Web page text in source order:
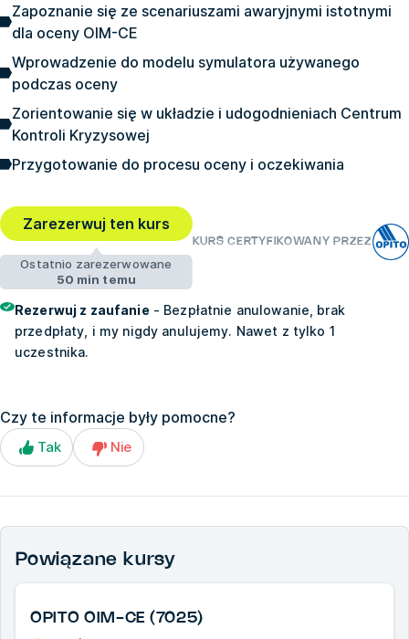
Zapoznanie się ze scenariuszami awaryjnymi istotnymi
dla oceny OIM-CE
Wprowadzenie do modelu symulatora używanego
podczas oceny
Zorientowanie się w układzie i udogodnieniach Centrum
Kontroli Kryzysowej
Przygotowanie do procesu oceny i oczekiwania
Zarezerwuj ten kurs
Ostatnio zarezerwowane
50 min temu
KURS CERTYFIKOWANY PRZEZ
Rezerwuj z zaufanie- Bezpłatnie anulowanie, brak
przedpłaty, i my nigdy anulujemy. Nawet z tylko 1
uczestnika.
Czy te informacje były pomocne?
Tak Nie
Powiązane kursy
OPITO OIM-CE (7025)